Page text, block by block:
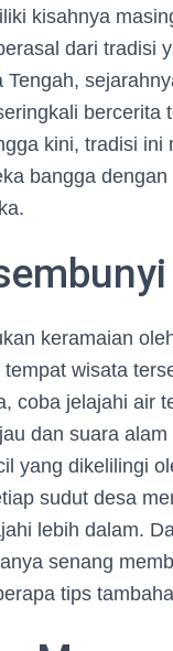
kisahnya
dari tradisi
kini, tradisi
bangga
keramaian
wisata
coba jelajahi air
dan suara
yang dikelilingi
sudut desa
lebih dalam.
senang
tips